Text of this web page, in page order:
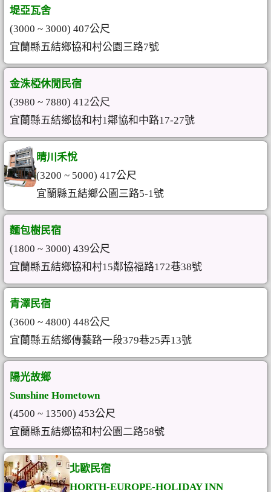
堤亞瓦舍
(3000 ~ 3000) 407公尺
宜蘭縣五結鄉協和村公園三路7號
金洙椏休閒民宿
(3980 ~ 7880) 412公尺
宜蘭縣五結鄉協和村1鄰協和中路17-27號
晴川禾悅
(3200 ~ 5000) 417公尺
宜蘭縣五結鄉公園三路5-1號
麵包樹民宿
(1800 ~ 3000) 439公尺
宜蘭縣五結鄉協和村15鄰協福路172巷38號
青澤民宿
(3600 ~ 4800) 448公尺
宜蘭縣五結鄉傳藝路一段379巷25弄13號
陽光故鄉
Sunshine Hometown
(4500 ~ 13500) 453公尺
宜蘭縣五結鄉協和村公園二路58號
北歐民宿
HORTH-EUROPE-HOLIDAY INN